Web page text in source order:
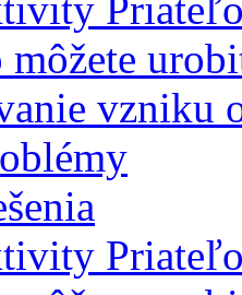
môžete
vzniku